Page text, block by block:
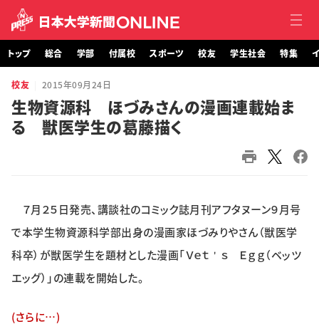
トップ
総合
スポーツ
トップ 総合 学部 付属校 スポーツ 校友 学生社会 特集
校友 2015年09月24日
生物資源科 ほづみさんの漫画連載始ま
る 獣医学生の葛藤描く
７月２５日発売、講談社のコミック誌月刊アフタヌーン９月号
で本学生物資源科学部出身の漫画家ほづみりやさん（獣医学
科卒）が獣医学生を題材とした漫画「Ｖｅｔ＇ｓ Ｅｇｇ（ベッツ
エッグ）」の連載を開始した。
(さらに…)